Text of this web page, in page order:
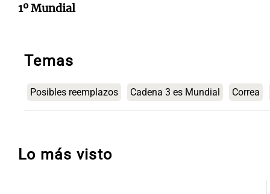
1º Mundial
Temas
Posibles reemplazos Cadena 3 es Mundial Correa
Lo más visto